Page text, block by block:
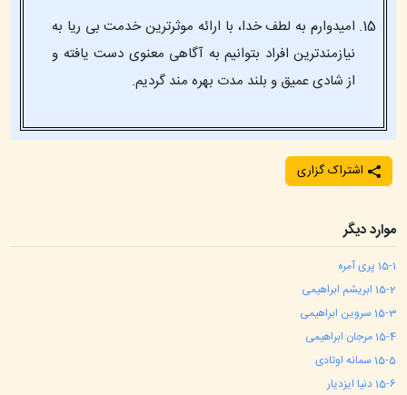
امیدوارم به لطف خدا، با ارائه موثرترین خدمت بی ریا به
نیازمندترین افراد بتوانیم به آگاهی معنوی دست یافته و
از شادی عمیق و بلند مدت بهره مند گردیم.
اشتراک گزاری
موارد دیگر
15-1
پری آمره
15-2
ابریشم ابراهیمی
15-3
سروین ابراهیمی
15-4
مرجان ابراهیمی
15-5
سمانه اوتادی
15-6
دنیا ایزدیار